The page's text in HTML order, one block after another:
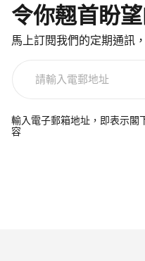
令你翹首盼
馬上訂閱我們的定期通訊
電
郵
輸入電子郵箱地址，即表示閣
容